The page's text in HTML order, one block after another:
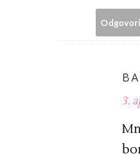
Odgovori
3.